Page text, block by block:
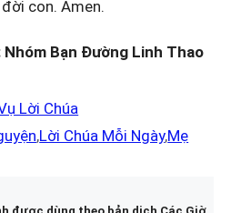
con. Amen.
Bạn Đường Linh Thao
Lời Chúa
,Lời Chúa Mỗi Ngày,Mẹ